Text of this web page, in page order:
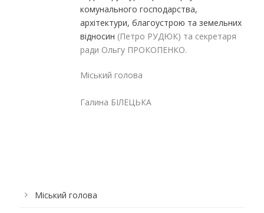
комунального господарства,
архітектури, благоустрою та земельних
відносин (Петро РУДЮК) та секретаря
ради Ольгу ПРОКОПЕНКО.
Міський голова
Галина БІЛЕЦЬКА
Міський голова